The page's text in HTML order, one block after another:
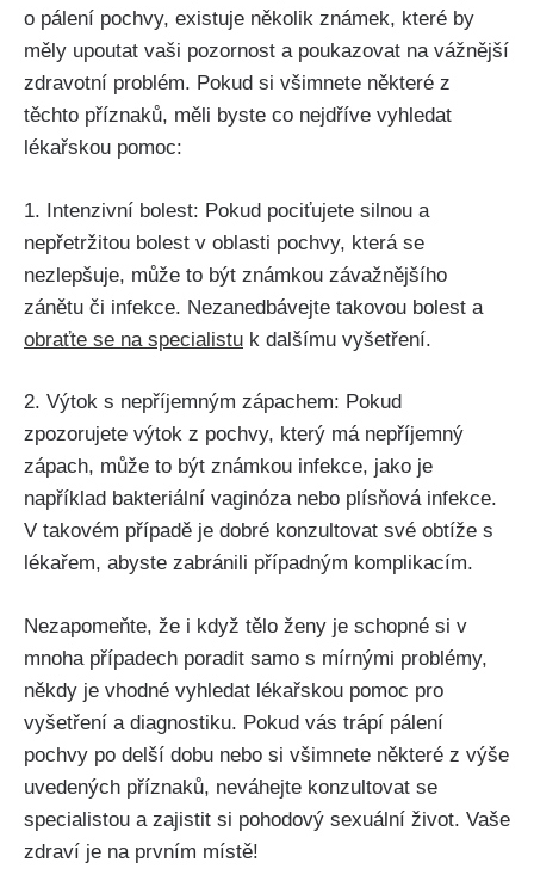
o‍ pálení pochvy, existuje několik známek, které by
⁤měly upoutat vaši‍ pozornost a ⁤poukazovat na vážnější
zdravotní ​problém. ⁢Pokud si ⁣všimnete některé z
těchto⁣ příznaků, měli byste co nejdříve ‍vyhledat
lékařskou pomoc:
1. Intenzivní bolest:‌ Pokud pociťujete silnou a‌
nepřetržitou ‌bolest v oblasti pochvy, která se
nezlepšuje, může ⁢to být známkou závažnějšího
zánětu‌ či ⁤infekce. Nezanedbávejte takovou bolest a
obraťte se na ‌specialistu k‍ dalšímu vyšetření.
2. Výtok s nepříjemným zápachem: Pokud
zpozorujete výtok z pochvy, který ⁢má nepříjemný
zápach, může to být​ známkou‍ infekce, jako je
‍například bakteriální vaginóza nebo plísňová infekce.‌
V takovém⁤ případě je dobré konzultovat své obtíže s
lékařem, ‌abyste zabránili případným komplikacím.
Nezapomeňte,‍ že i když‌ tělo ženy⁣ je schopné si v
⁣mnoha případech poradit ​samo s⁢ mírnými problémy,
někdy ​je​ vhodné vyhledat⁣ lékařskou pomoc pro
vyšetření ⁣a diagnostiku. Pokud vás trápí pálení
pochvy po delší⁣ dobu nebo si všimnete některé z výše
uvedených ⁤příznaků, neváhejte konzultovat se
specialistou⁤ a ‌zajistit si pohodový ⁤sexuální život. Vaše
zdraví je ‍na prvním⁤ místě!